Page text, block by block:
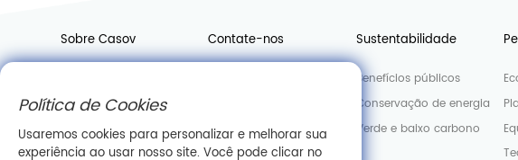
Sobre Casov
Fábrica
Laboratório
Informações da empresa
Contate-nos Sustentabilidade
Benefícios públicos
Conservação de energia
Verde e baixo carbono
Política de Cookies
Usaremos cookies para personalizar e melhorar sua
experiência ao usar nosso site. Você pode clicar no